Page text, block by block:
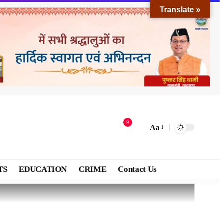
9
Aa
EDUCATION CRIME Contact Us
Translate »